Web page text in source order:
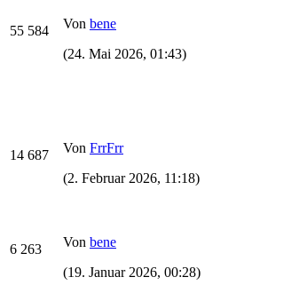
55 584 Von bene
(24. Mai 2026, 01:43)
14 687 Von FrrFrr
(2. Februar 2026, 11:18)
6 263 Von bene
(19. Januar 2026, 00:28)